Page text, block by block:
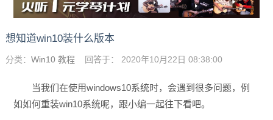
想知道win10装什么版本
分类： Win10 教程 回答于： 2020年10月22日 08:38:00
当我们在使用windows10系统时，会遇到很多问题，例
如如何重装win10系统呢，跟小编一起往下看吧。